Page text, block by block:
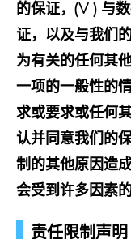
的保证，(V ) 与
证，以及与我们
为有关的任何其
一项的一般性的
求或要求或任何
认并同意我们的
制的其他原因造
会受到许多因素
责任限制声明